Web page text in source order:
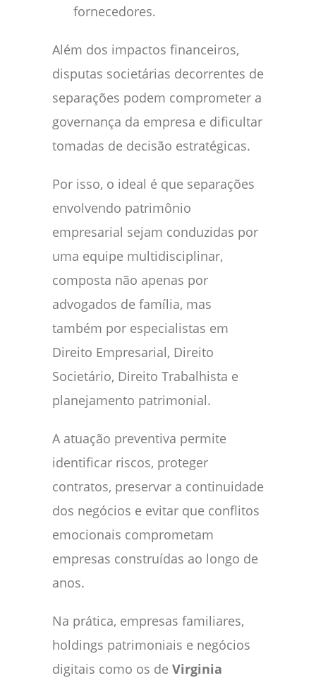
fornecedores.
Além dos impactos financeiros,
disputas societárias decorrentes de
separações podem comprometer a
governança da empresa e dificultar
tomadas de decisão estratégicas.
Por isso, o ideal é que separações
envolvendo patrimônio
empresarial sejam conduzidas por
uma equipe multidisciplinar,
composta não apenas por
advogados de família, mas
também por especialistas em
Direito Empresarial, Direito
Societário, Direito Trabalhista e
planejamento patrimonial.
A atuação preventiva permite
identificar riscos, proteger
contratos, preservar a continuidade
dos negócios e evitar que conflitos
emocionais comprometam
empresas construídas ao longo de
anos.
Na prática, empresas familiares,
holdings patrimoniais e negócios
digitais como os de Virginia